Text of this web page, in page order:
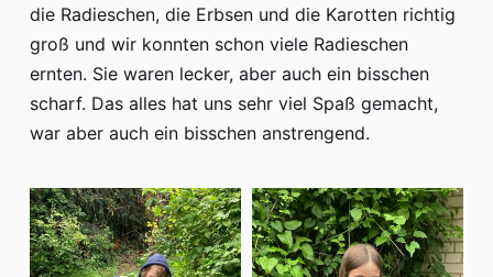
die Radieschen, die Erbsen und die Karotten richtig
groß und wir konnten schon viele Radieschen
ernten. Sie waren lecker, aber auch ein bisschen
scharf. Das alles hat uns sehr viel Spaß gemacht,
war aber auch ein bisschen anstrengend.